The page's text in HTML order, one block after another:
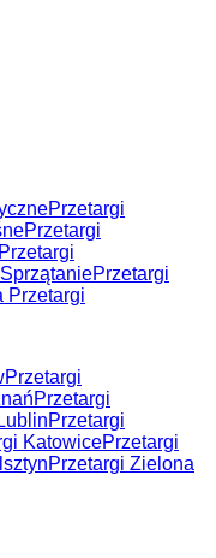
Przetargi
Przetargi
Przetargi
Przetargi
Przetargi
Przetargi
Przetargi
Przetargi
KatowicePrzetargi
Przetargi Zielona